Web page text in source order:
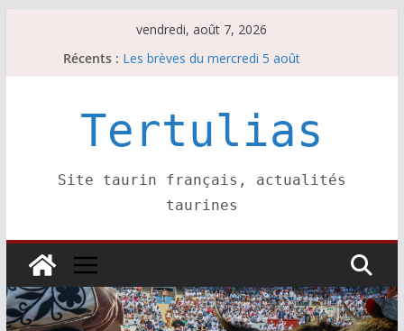
vendredi, août 7, 2026
Récents : Les brèves du mercredi 5 août
Escalafón 2026 – novilleros –
Tertulias
Site taurin français, actualités
taurines